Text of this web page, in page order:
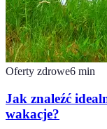
Oferty zdrowe6 min
Jak znaleźć
wakacje?